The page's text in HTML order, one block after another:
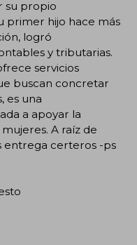
su propio
primer hijo hace más
logró
y tributarias.
servicios
buscan concretar
es una
a apoyar la
A raíz de
entrega certeros -ps